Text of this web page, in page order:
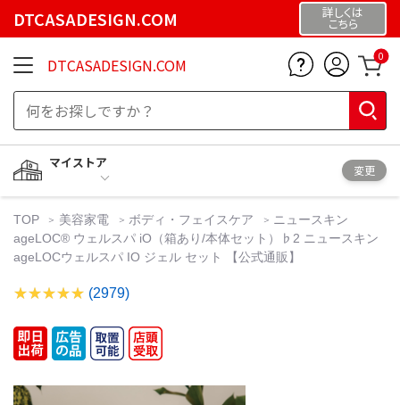
DTCASADESIGN.COM 詳しくは
こちら
DTCASADESIGN.COM 0
マイストア
変更
TOP 美容家電 ボディ・フェイスケア
ニュースキン
ageLOC®︎ ウェルスパ iO（箱あり/本体セット）♭2 ニュースキン
ageLOCウェルスパ IO ジェル セット 【公式通販】
(2979)